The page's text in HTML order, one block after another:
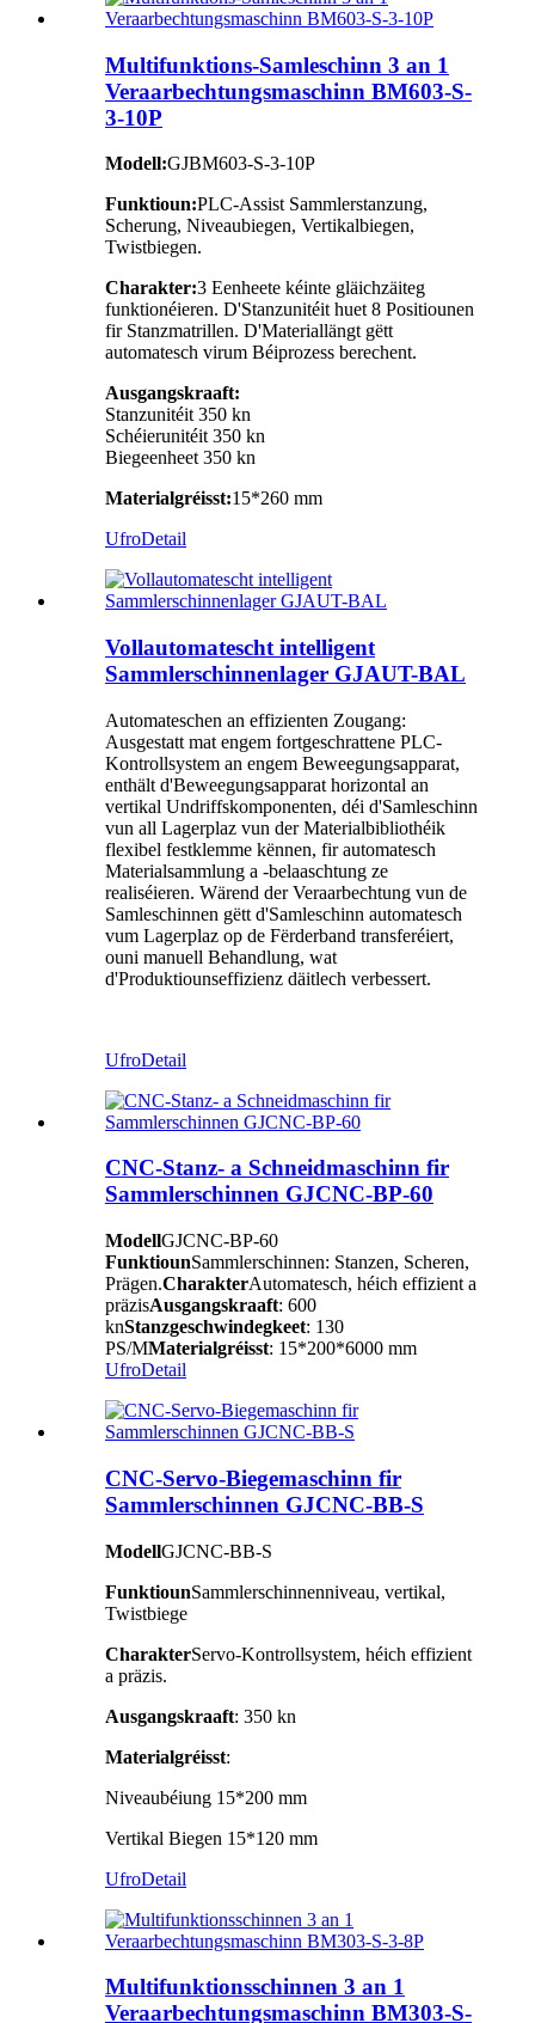
Multifunktions-Samleschinn 3 an 1
Veraarbechtungsmaschinn BM603-S-
3-10P
Modell:GJBM603-S-3-10P
Funktioun:PLC-Assist Sammlerstanzung,
Scherung, Niveaubiegen, Vertikalbiegen,
Twistbiegen.
Charakter:3 Eenheete kéinte gläichzäiteg
funktionéieren. D'Stanzunitéit huet 8 Positiounen
fir Stanzmatrillen. D'Materiallängt gëtt
automatesch virum Béiprozess berechent.
Ausgangskraaft:
Stanzunitéit 350 kn
Schéierunitéit 350 kn
Biegeenheet 350 kn
Materialgréisst:15*260 mm
UfroDetail
Vollautomatescht intelligent
Sammlerschinnenlager GJAUT-BAL
Automateschen an effizienten Zougang:
Ausgestatt mat engem fortgeschrattene PLC-
Kontrollsystem an engem Beweegungsapparat,
enthält d'Beweegungsapparat horizontal an
vertikal Undriffskomponenten, déi d'Samleschinn
vun all Lagerplaz vun der Materialbibliothéik
flexibel festklemme kënnen, fir automatesch
Materialsammlung a -belaaschtung ze
realiséieren. Wärend der Veraarbechtung vun de
Samleschinnen gëtt d'Samleschinn automatesch
vum Lagerplaz op de Fërderband transferéiert,
ouni manuell Behandlung, wat
d'Produktiounseffizienz däitlech verbessert.
UfroDetail
CNC-Stanz- a Schneidmaschinn fir
Sammlerschinnen GJCNC-BP-60
ModellGJCNC-BP-60
FunktiounSammlerschinnen: Stanzen, Scheren,
Prägen.CharakterAutomatesch, héich effizient a
präzisAusgangskraaft: 600
knStanzgeschwindegkeet: 130
PS/MMaterialgréisst: 15*200*6000 mm
UfroDetail
CNC-Servo-Biegemaschinn fir
Sammlerschinnen GJCNC-BB-S
ModellGJCNC-BB-S
FunktiounSammlerschinnenniveau, vertikal,
Twistbiege
CharakterServo-Kontrollsystem, héich effizient
a präzis.
Ausgangskraaft: 350 kn
Materialgréisst:
Niveaubéiung 15*200 mm
Vertikal Biegen 15*120 mm
UfroDetail
Multifunktionsschinnen 3 an 1
Veraarbechtungsmaschinn BM303-S-